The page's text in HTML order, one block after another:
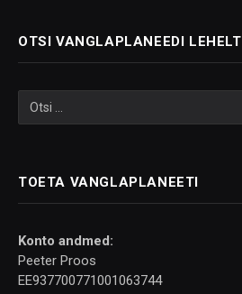
OTSI VANGLAPLANEEDI LEHELT
TOETA VANGLAPLANEETI
Konto andmed:
Peeter Proos
EE937700771001063744